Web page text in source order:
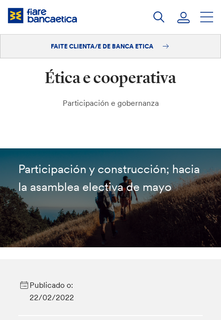
Saltar
Faite clienta/e
FAITE CLIENTA/E DE BANCA ETICA
Ética e cooperativa
Participación e gobernanza
Participación y construcción; hacia
la asamblea electiva de mayo
Publicado o:
22/02/2022